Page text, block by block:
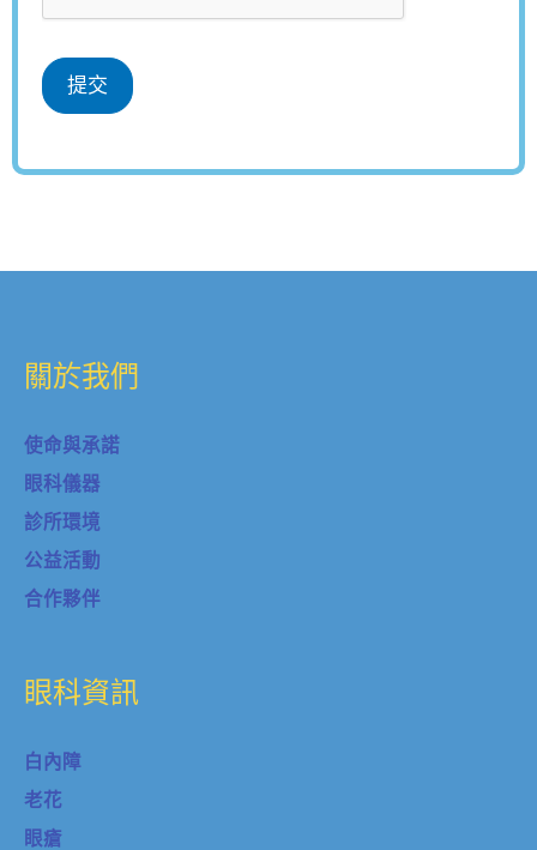
提交
關於我們
使命與承諾
眼科儀器
診所環境
公益活動
合作夥伴
眼科資訊
白內障
老花
眼瘡